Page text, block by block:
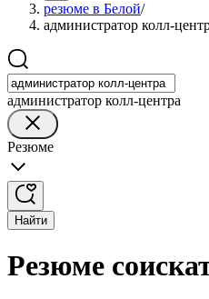
резюме в Белой/
администратор колл-
администратор колл-центра
Резюме
Найти
Резюме